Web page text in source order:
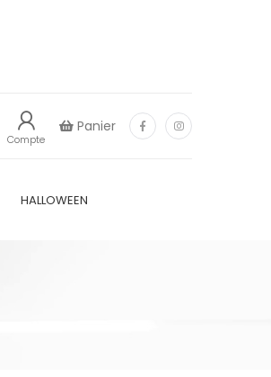
Compte
Panier
HALLOWEEN